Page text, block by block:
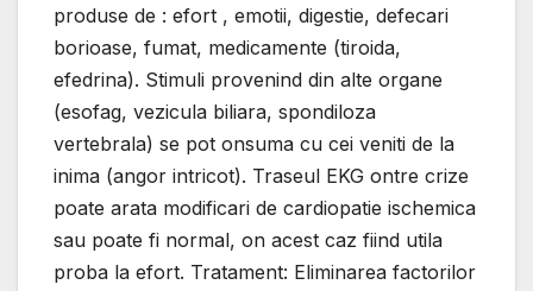
produse de : efort , emotii, digestie, defecari
borioase, fumat, medicamente (tiroida,
efedrina). Stimuli provenind din alte organe
(esofag, vezicula biliara, spondiloza
vertebrala) se pot оnsuma cu cei veniti de la
inima (angor intricot). Traseul EKG оntre crize
poate arata modificari de cardiopatie ischemica
sau poate fi normal, оn acest caz fiind utila
proba la efort. Tratament: Eliminarea factorilor